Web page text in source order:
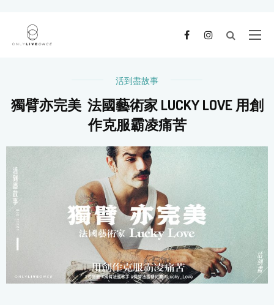
活到盡故事
獨臂亦完美 法國藝術家 LUCKY LOVE 用創
作克服霸凌痛苦